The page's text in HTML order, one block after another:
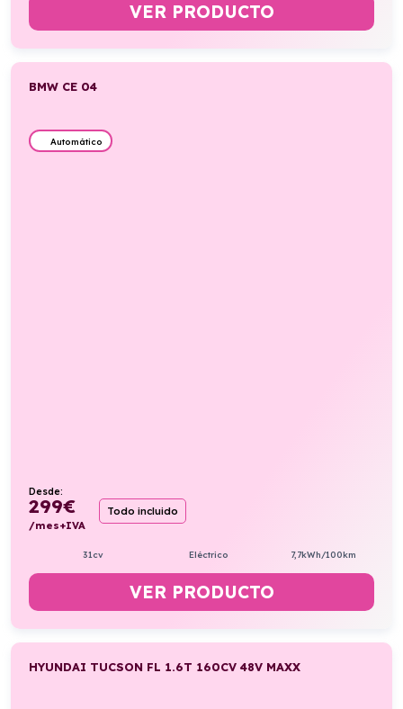
VER PRODUCTO
BMW CE 04
Automático
Desde:
299€
/mes+IVA
Todo incluido
31cv Eléctrico 7,7kWh/100km
VER PRODUCTO
HYUNDAI TUCSON FL 1.6T 160CV 48V MAXX